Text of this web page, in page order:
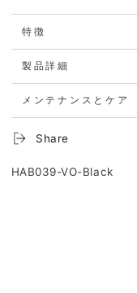
特徴
製品詳細
メンテナンスとケア
Share
HAB039-VO-Black